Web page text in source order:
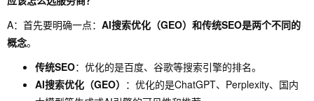
A：首先要明确一点： AI搜索优化（GEO）和传统SEO是两个不同的
概念。
传统SEO：优化的是百度、谷歌等搜索引擎的排名。
AI搜索优化（GEO） ：优化的是ChatGPT、Perplexity、国内